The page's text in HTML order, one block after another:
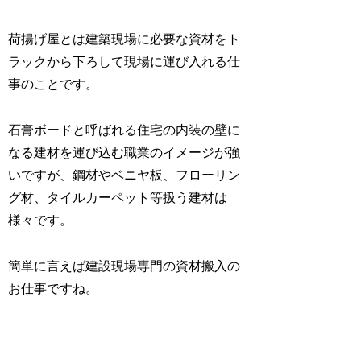
荷揚げ屋とは建築現場に必要な資材をト
ラックから下ろして現場に運び入れる仕
事のことです。
石膏ボードと呼ばれる住宅の内装の壁に
なる建材を運び込む職業のイメージが強
いですが、鋼材やベニヤ板、フローリン
グ材、タイルカーペット等扱う建材は
様々です。
簡単に言えば建設現場専門の資材搬入の
お仕事ですね。